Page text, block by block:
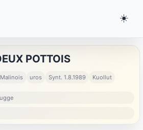
☀️
POTTOIS
Malinois uros Synt. 1.8.1989 Kuollut